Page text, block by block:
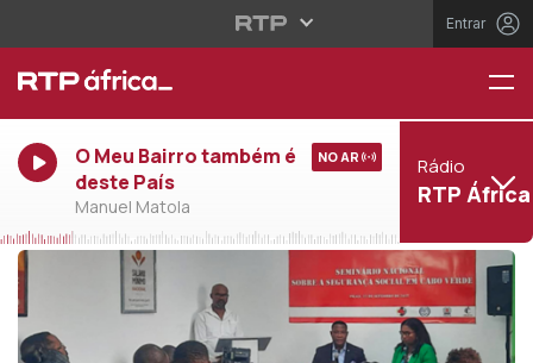
Entrar
O Meu Bairro também é
deste País
Manuel Matola
NO AR Rádio
RTP África